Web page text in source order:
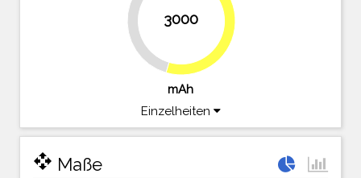
3000
45.5%
54.5%
mAh
Einzelheiten
open_with Maße